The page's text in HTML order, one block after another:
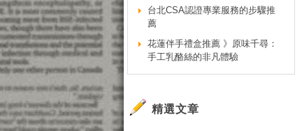
台北CSA認證專業服務的步驟推
薦
花蓮伴手禮盒推薦 》原味千尋：
手工乳酪絲的非凡體驗
精選文章